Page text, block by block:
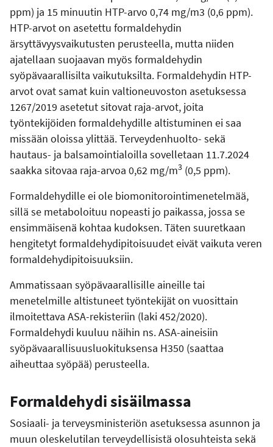
ppm) ja 15 minuutin HTP-arvo 0,74 mg/m3 (0,6 ppm).
HTP-arvot on asetettu formaldehydin
ärsyttävyysvaikutusten perusteella, mutta niiden
ajatellaan suojaavan myös formaldehydin
syöpävaarallisilta vaikutuksilta. Formaldehydin HTP-
arvot ovat samat kuin valtioneuvoston asetuksessa
1267/2019 asetetut sitovat raja-arvot, joita
työntekijöiden formaldehydille altistuminen ei saa
missään oloissa ylittää.Terveydenhuolto- sekä
hautaus- ja balsamointialoilla sovelletaan 11.7.2024
saakka sitovaa raja-arvoa 0,62 mg/m3 (0,5 ppm).
Formaldehydille ei ole biomonitorointimenetelmää,
sillä se metaboloituu nopeasti jo paikassa, jossa se
ensimmäisenä kohtaa kudoksen. Täten suuretkaan
hengitetyt formaldehydipitoisuudet eivät vaikuta veren
formaldehydipitoisuuksiin.
Ammatissaan syöpävaarallisille aineille tai
menetelmille altistuneet työntekijät on vuosittain
ilmoitettava ASA-rekisteriin (laki452/2020).
Formaldehydi kuuluu näihin ns. ASA-aineisiin
syöpävaarallisuusluokituksensa H350 (saattaa
aiheuttaa syöpää) perusteella.
Formaldehydi sisäilmassa
Sosiaali- ja terveysministeriön asetuksessa asunnon ja
muun oleskelutilan terveydellisistä olosuhteista sekä